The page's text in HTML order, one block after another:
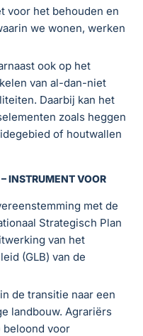
voor het behouden en
we wonen, werken
ook op het
van al-dan-niet
Daarbij kan het
zoals heggen
of houtwallen
INSTRUMENT VOOR
met de
Strategisch Plan
van het
(GLB) van de
de transitie naar een
landbouw. Agrariërs
beloond voor